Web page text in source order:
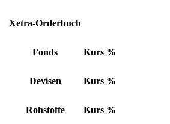
Xetra-Orderbuch
Fonds Kurs %
Devisen Kurs %
Rohstoffe Kurs %